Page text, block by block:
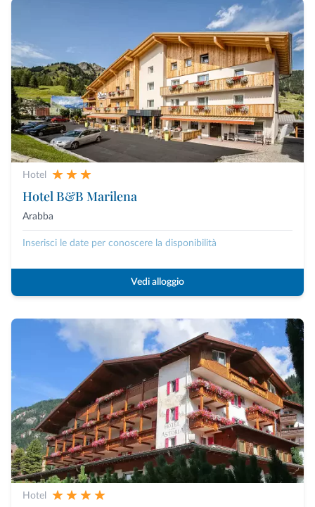
Hotel
Hotel B&B Marilena
Arabba
Inserisci le date per conoscere la disponibilità
Vedi alloggio
Hotel